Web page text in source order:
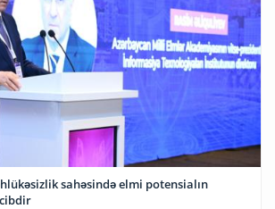
sahəsində elmi potensialın